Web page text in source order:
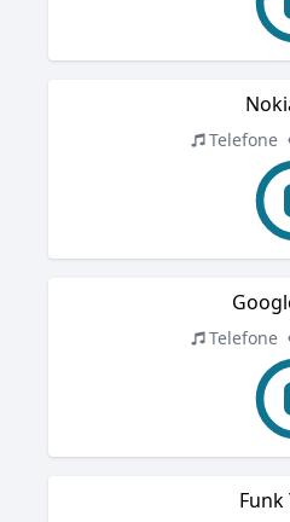
Telefone
Telefone
Funk